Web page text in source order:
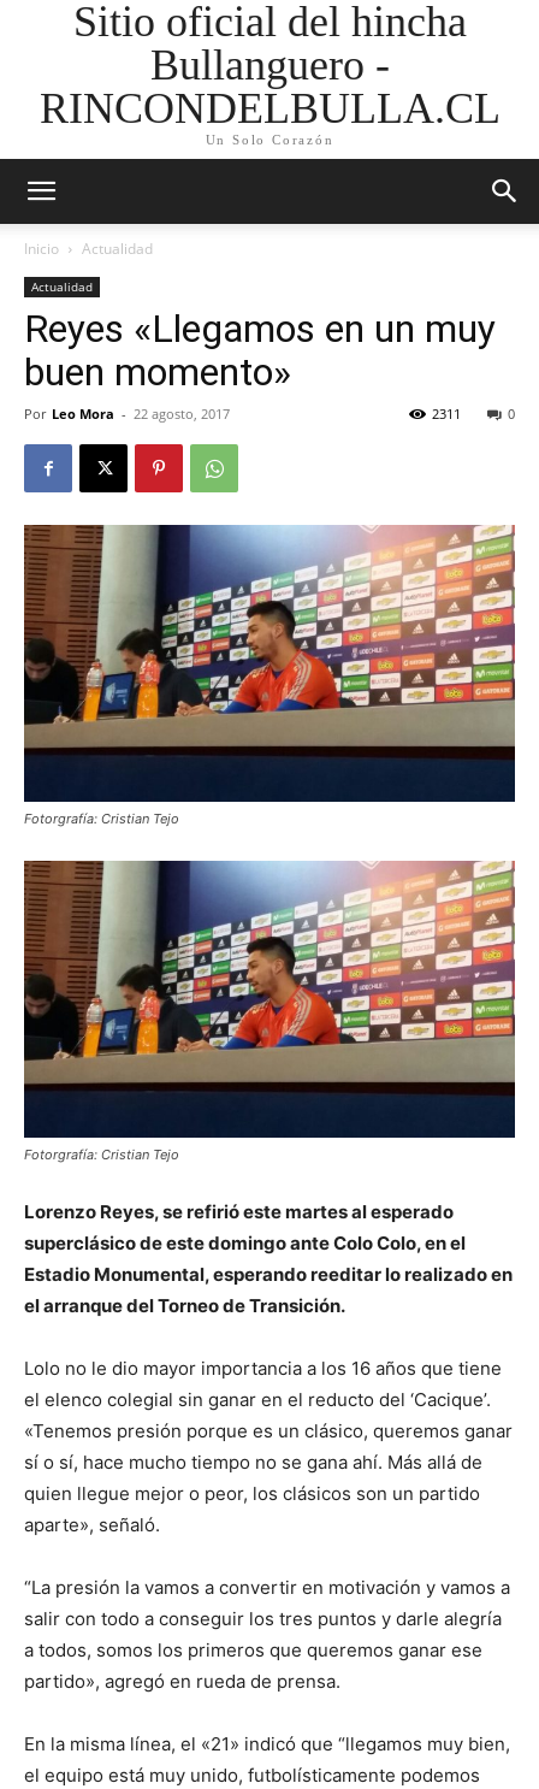
Sitio oficial del hincha
Bullanguero -
RINCONDELBULLA.CL
Un Solo Corazón
Inicio Actualidad
Actualidad
Reyes «Llegamos en un muy
buen momento»
Por Leo Mora - 22 agosto, 2017 0
2311
Fotorgrafía: Cristian Tejo
Fotorgrafía: Cristian Tejo
Lorenzo Reyes, se refirió este martes al esperado
superclásico de este domingo ante Colo Colo, en el
Estadio Monumental, esperando reeditar lo realizado en
el arranque del Torneo de Transición.
Lolo no le dio mayor importancia a los 16 años que tiene
el elenco colegial sin ganar en el reducto del ‘Cacique’.
«Tenemos presión porque es un clásico, queremos ganar
sí o sí, hace mucho tiempo no se gana ahí. Más allá de
quien llegue mejor o peor, los clásicos son un partido
aparte», señaló.
“La presión la vamos a convertir en motivación y vamos a
salir con todo a conseguir los tres puntos y darle alegría
a todos, somos los primeros que queremos ganar ese
partido», agregó en rueda de prensa.
En la misma línea, el «21» indicó que “llegamos muy bien,
el equipo está muy unido, futbolísticamente podemos